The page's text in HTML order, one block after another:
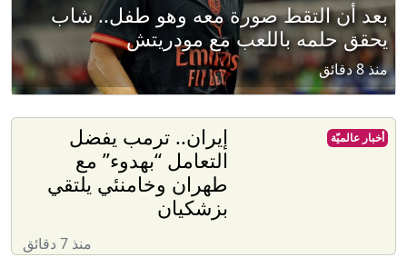
بعد أن التقط صورة معه وهو طفل.. شاب
يحقق حلمه باللعب مع مودريتش
منذ 8 دقائق
إيران.. ترمب يفضل
التعامل “بهدوء” مع
طهران وخامنئي يلتقي
بزشكيان
منذ 7 دقائق
أخبار عالميّة